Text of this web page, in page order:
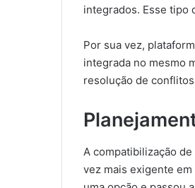
integrados. Esse tipo
Por sua vez,
integrada no mesmo
resolução de
A compatibilização
vez mais exigente